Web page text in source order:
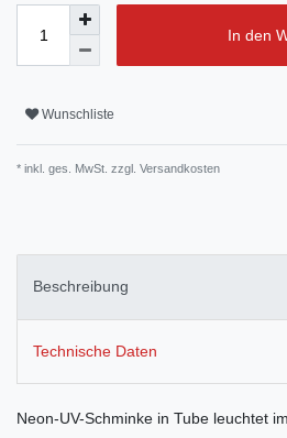
In den
Wunschliste
* inkl. ges. MwSt. zzgl. Versandkosten
Beschreibung
Technische Daten
Neon-UV-Schminke in Tube leuchtet